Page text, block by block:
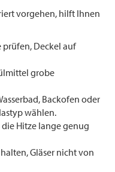
vorgehen, hilft Ihnen
prüfen, Deckel auf
grobe
Backofen oder
wählen.
die Hitze lange genug
Gläser nicht von